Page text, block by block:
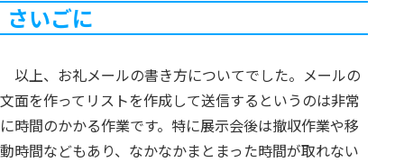
さいごに
以上、お礼メールの書き方についてでした。メールの
文面を作ってリストを作成して送信するというのは非常
に時間のかかる作業です。特に展示会後は撤収作業や移
動時間などもあり、なかなかまとまった時間が取れない